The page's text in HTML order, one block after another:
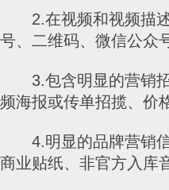
2.在视频和视频描述
号、二维码、微信公众
3.包含明显的营销招
频海报或传单招揽、价
4.明显的品牌营销信
商业贴纸、非官方入库